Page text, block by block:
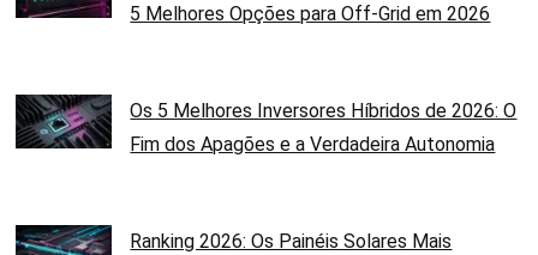
5 Melhores Opções para Off-Grid em 2026
Os 5 Melhores Inversores Híbridos de 2026: O
Fim dos Apagões e a Verdadeira Autonomia
Ranking 2026: Os Painéis Solares Mais